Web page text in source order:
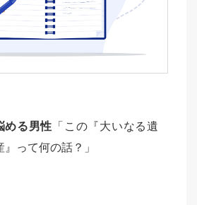
める男性 「この『大いなる遺
』って何の話？」